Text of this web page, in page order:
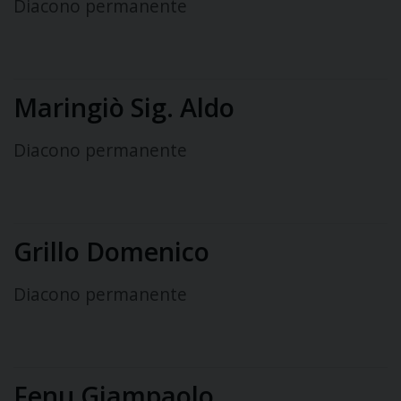
Diacono permanente
Maringiò Sig. Aldo
Diacono permanente
Grillo Domenico
Diacono permanente